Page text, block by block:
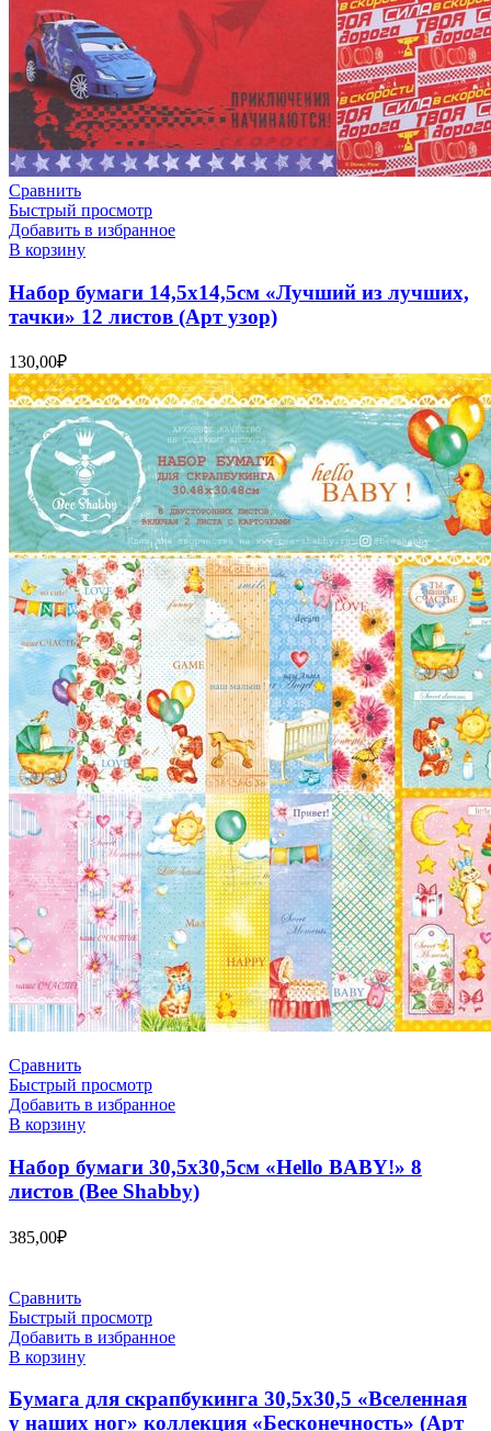
Сравнить
Быстрый просмотр
Добавить в избранное
В корзину
Набор бумаги 14,5х14,5см «Лучший из лучших,
тачки» 12 листов (Арт узор)
130,00₽
Сравнить
Быстрый просмотр
Добавить в избранное
В корзину
Набор бумаги 30,5х30,5см «Hello BABY!» 8
листов (Bee Shabby)
385,00₽
Сравнить
Быстрый просмотр
Добавить в избранное
В корзину
Бумага для скрапбукинга 30,5х30,5 «Вселенная
у наших ног» коллекция «Бесконечность» (Арт